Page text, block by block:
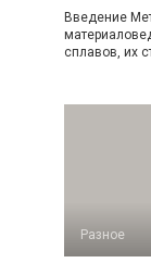
Введение
сплавов, их
Разное